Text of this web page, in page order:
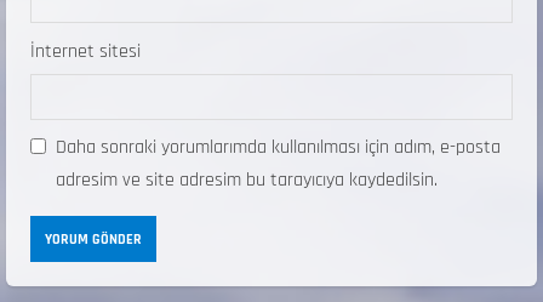
İnternet sitesi
Daha sonraki yorumlarımda kullanılması için adım, e-posta
adresim ve site adresim bu tarayıcıya kaydedilsin.